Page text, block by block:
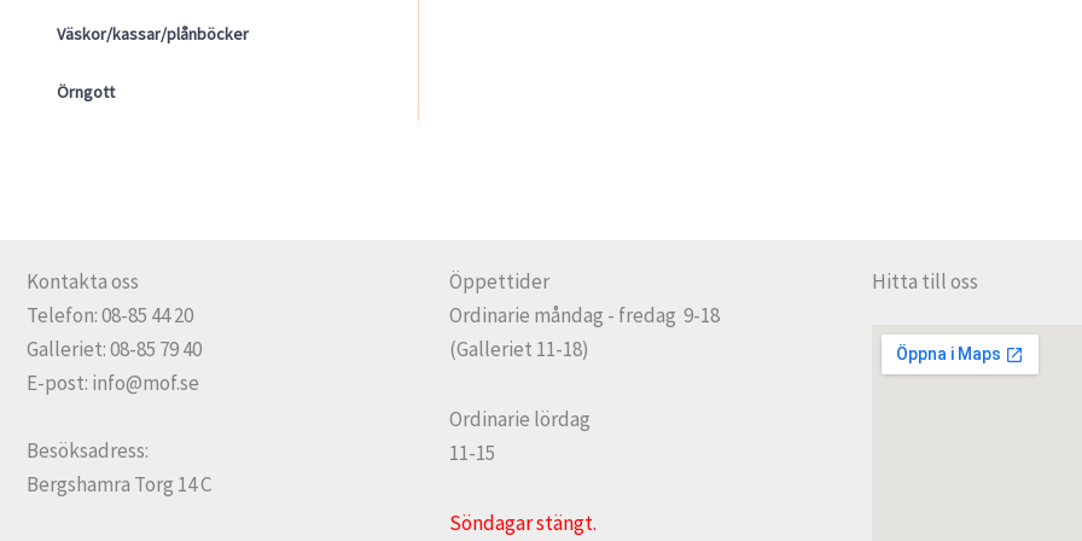
Väskor/kassar/plånböcker
Örngott
Kontakta oss
Telefon: 08-85 44 20
Galleriet: 08-85 79 40
E-post: info@mof.se
Besöksadress:
Bergshamra Torg 14 C
Öppettider
Ordinarie måndag - fredag 9-18
(Galleriet 11-18)
Ordinarie lördag
11-15
Söndagar stängt.
Hitta till oss